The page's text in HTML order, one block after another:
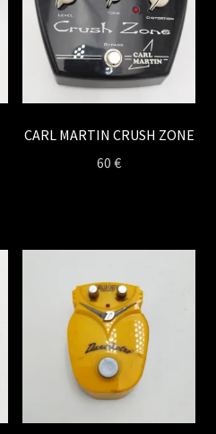
CARL MARTIN CRUSH ZONE
60€